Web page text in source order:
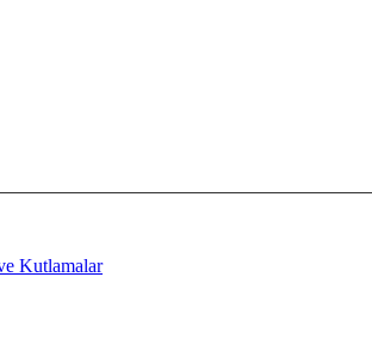
Kutlamalar